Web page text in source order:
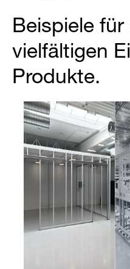
Beispiele für
vielfältigen
Produkte.